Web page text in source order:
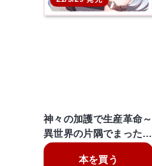
神々の加護で生産革命～
異世界の片隅でまった…
本を買う